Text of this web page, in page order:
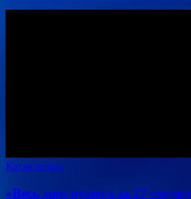
Катаклизмы
«Весь мир рухнул за 17